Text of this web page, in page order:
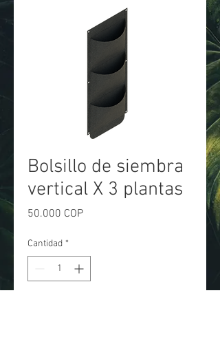
Bolsillo de siembra
vertical X 3 plantas
50.000 COPPrecio
Cantidad *